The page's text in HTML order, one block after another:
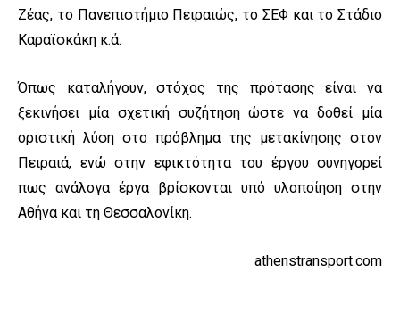
Ζέας, το Πανεπιστήμιο Πειραιώς, το ΣΕΦ και το Στάδιο
Καραϊσκάκη κ.ά.
Όπως καταλήγουν, στόχος της πρότασης είναι να
ξεκινήσει μία σχετική συζήτηση ώστε να δοθεί μία
οριστική λύση στο πρόβλημα της μετακίνησης στον
Πειραιά, ενώ στην εφικτότητα του έργου συνηγορεί
πως ανάλογα έργα βρίσκονται υπό υλοποίηση στην
Αθήνα και τη Θεσσαλονίκη.
athenstransport.com